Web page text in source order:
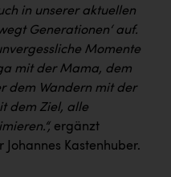
in unserer aktuellen
Generationen‘ auf.
Momente
mit der Mama, dem
dem Wandern mit der
dem Ziel, alle
ergänzt
Johannes Kastenhuber.